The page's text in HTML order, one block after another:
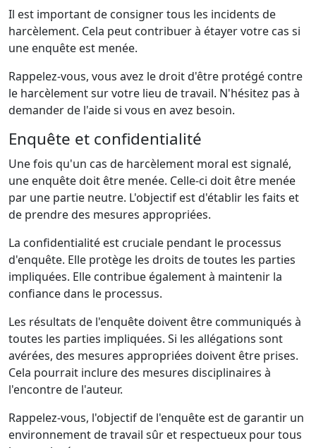
Il est important de consigner tous les incidents de
harcèlement. Cela peut contribuer à étayer votre cas si
une enquête est menée.
Rappelez-vous, vous avez le droit d'être protégé contre
le harcèlement sur votre lieu de travail. N'hésitez pas à
demander de l'aide si vous en avez besoin.
Enquête et confidentialité
Une fois qu'un cas de harcèlement moral est signalé,
une enquête doit être menée. Celle-ci doit être menée
par une partie neutre. L'objectif est d'établir les faits et
de prendre des mesures appropriées.
La confidentialité est cruciale pendant le processus
d'enquête. Elle protège les droits de toutes les parties
impliquées. Elle contribue également à maintenir la
confiance dans le processus.
Les résultats de l'enquête doivent être communiqués à
toutes les parties impliquées. Si les allégations sont
avérées, des mesures appropriées doivent être prises.
Cela pourrait inclure des mesures disciplinaires à
l'encontre de l'auteur.
Rappelez-vous, l'objectif de l'enquête est de garantir un
environnement de travail sûr et respectueux pour tous